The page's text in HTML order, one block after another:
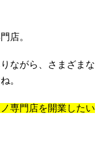
店。
ながら、さまざまな
。
専門店を開業したい